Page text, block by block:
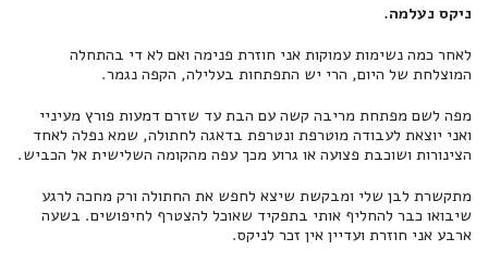
ניקס נעלמה.
לאחר כמה נשימות עמוקות אני חוזרת פנימה ואם לא די בהתחלה
המוצלחת של היום, הרי יש התפתחות בעלילה, הקפה נגמר.
מפה לשם מפתחת מריבה קשה עם הבת עד שזרם דמעות פורץ מעיניי
ואני יוצאת לעבודה מוטרפת ונטרפת בדאגה לחתולה, שמא נפלה לאחד
הצינורות ושוכבת פצועה או גרוע מכך עפה מהקומה השלישית אל הכביש.
מתקשרת לבן שלי ומבקשת שיצא לחפש את החתולה ורק מחכה לרגע
שיבואו כבר להחליף אותי בתפקיד שאוכל להצטרף לחיפושים. בשעה
ארבע אני חוזרת ועדיין אין זכר לניקס.